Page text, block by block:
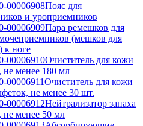
00006908Пояс для
и уроприемников
00006909Пара ремешков для
(мешков для
к ноге
00006910Очиститель для кожи
не менее 180 мл
00006911Очиститель для кожи
не менее 30 шт.
00006912Нейтрализатор запаха
не менее 50 мл